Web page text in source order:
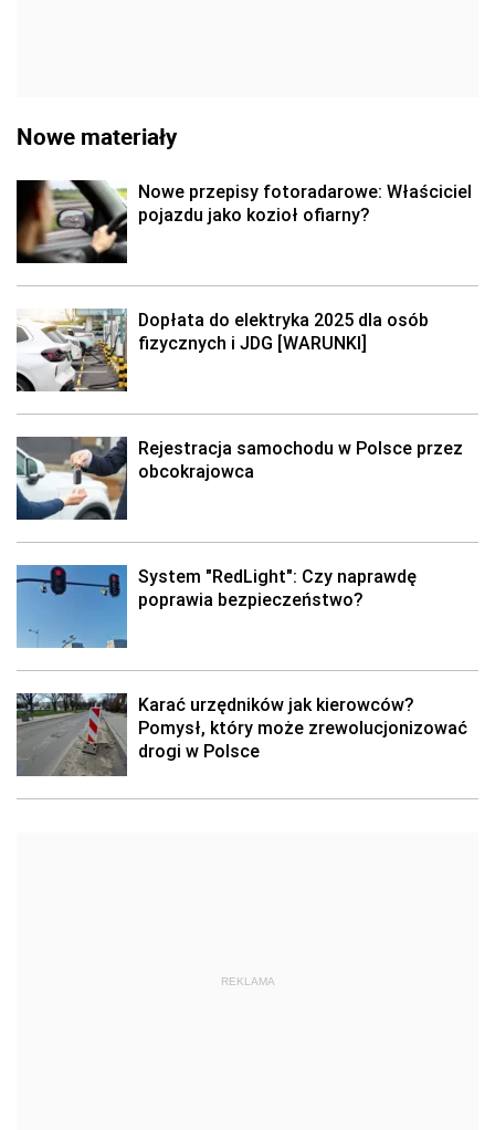
Nowe materiały
Nowe przepisy fotoradarowe: Właściciel
pojazdu jako kozioł ofiarny?
Dopłata do elektryka 2025 dla osób
fizycznych i JDG [WARUNKI]
Rejestracja samochodu w Polsce przez
obcokrajowca
System "RedLight": Czy naprawdę
poprawia bezpieczeństwo?
Karać urzędników jak kierowców?
Pomysł, który może zrewolucjonizować
drogi w Polsce
REKLAMA